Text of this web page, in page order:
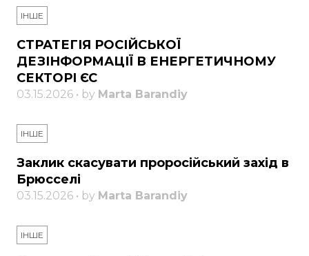
ІНШЕ
СТРАТЕГІЯ РОСІЙСЬКОЇ
ДЕЗІНФОРМАЦІЇ В ЕНЕРГЕТИЧНОМУ
СЕКТОРІ ЄС
03.15.2026 • by Marta Barandiy
ІНШЕ
Заклик скасувати проросійський захід в
Брюсселі
03.15.2026 • by Marta Barandiy
ІНШЕ